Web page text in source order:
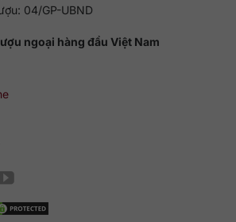
04/GP-UBND
ngoại hàng đầu Việt Nam